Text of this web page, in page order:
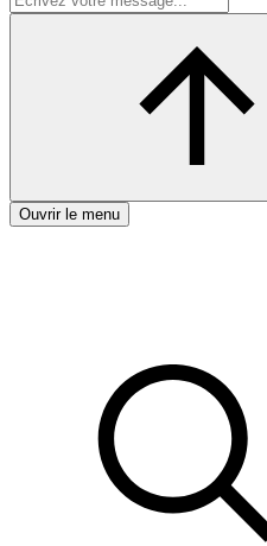
Ouvrir le menu